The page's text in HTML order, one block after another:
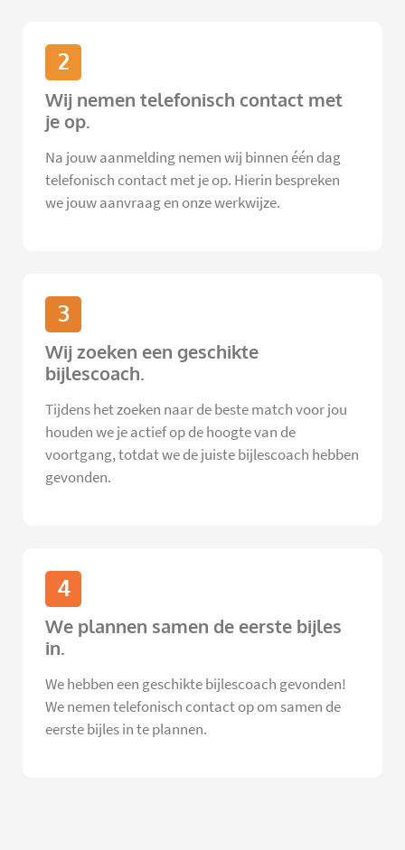
2
Wij nemen telefonisch contact met
je op.
Na jouw aanmelding nemen wij binnen één dag
telefonisch contact met je op. Hierin bespreken
we jouw aanvraag en onze werkwijze.
3
Wij zoeken een geschikte
bijlescoach.
Tijdens het zoeken naar de beste match voor jou
houden we je actief op de hoogte van de
voortgang, totdat we de juiste bijlescoach hebben
gevonden.
4
We plannen samen de eerste bijles
in.
We hebben een geschikte bijlescoach gevonden!
We nemen telefonisch contact op om samen de
eerste bijles in te plannen.